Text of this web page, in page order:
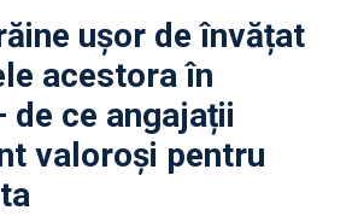
ușor de învățat
acestora în
de ce angajații
valoroși pentru